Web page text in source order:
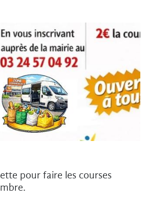
pour faire les courses